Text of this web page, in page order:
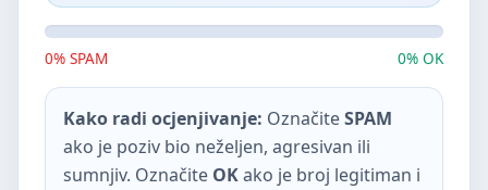
0% SPAM 0% OK
Kako radi ocjenjivanje: OznačiteSPAM
ako je poziv bio neželjen, agresivan ili
sumnjiv. Označite OKako je broj legitiman i